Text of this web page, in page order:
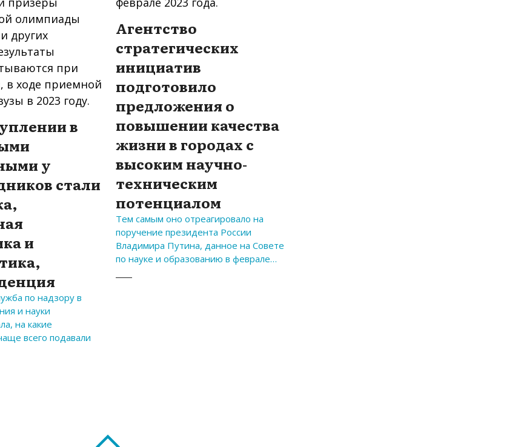
в
у
стали
и
по надзору в
и науки
на какие
всего подавали
Агентство
стратегических
инициатив
подготовило
предложения о
повышении качества
жизни в городах с
высоким научно-
техническим
потенциалом
Тем самым оно отреагировало на
поручение президента России
Владимира Путина, данное на Совете
по науке и образованию в феврале…